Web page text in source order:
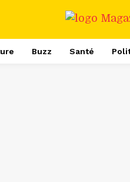
Buzz Santé